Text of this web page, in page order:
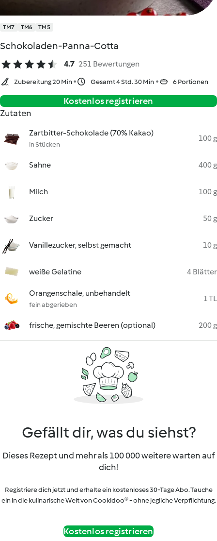
TM7 TM6 TM5
Schokoladen-Panna-Cotta
4.7 251 Bewertungen
Zubereitung 20 Min Gesamt 4 Std. 30 Min 6 Portionen
Kostenlos registrieren
Zutaten
Zartbitter-Schokolade (70% Kakao)
in Stücken
100 g
Sahne 400 g
Milch 100 g
Zucker 50 g
Vanillezucker, selbst gemacht 10 g
weiße Gelatine 4 Blätter
Orangenschale, unbehandelt
fein abgerieben
1 TL
frische, gemischte Beeren (optional) 200 g
Gefällt dir, was du siehst?
Dieses Rezept und mehr als 100 000 weitere warten auf
dich!
Registriere dich jetzt und erhalte ein kostenloses 30-Tage Abo. Tauche
ein in die kulinarische Welt von Cookidoo® - ohne jegliche Verpflichtung.
Kostenlos registrieren